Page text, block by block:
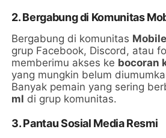
2. Bergabung di Komunitas
Bergabung di komunitas
grup Facebook, Discord, atau
memberimu akses ke bocoran
yang mungkin belum
Banyak pemain yang sering
ml di grup komunitas.
3. Pantau Sosial Media Resmi